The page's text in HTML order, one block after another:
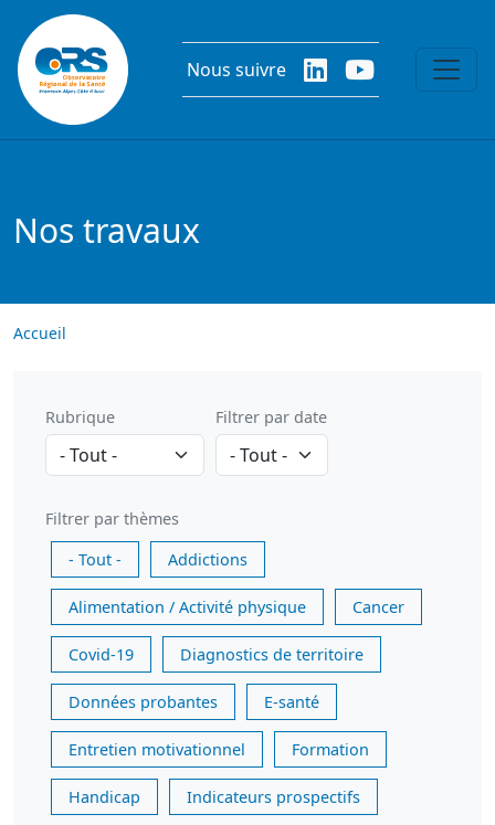
Aller au contenu principal
Nous suivre
Nos travaux
Accueil
Rubrique Filtrer par date
Filtrer par thèmes
- Tout -
Addictions
Alimentation / Activité physique Cancer
Covid-19 Diagnostics de territoire
Données probantes E-santé
Entretien motivationnel Formation
Handicap Indicateurs prospectifs